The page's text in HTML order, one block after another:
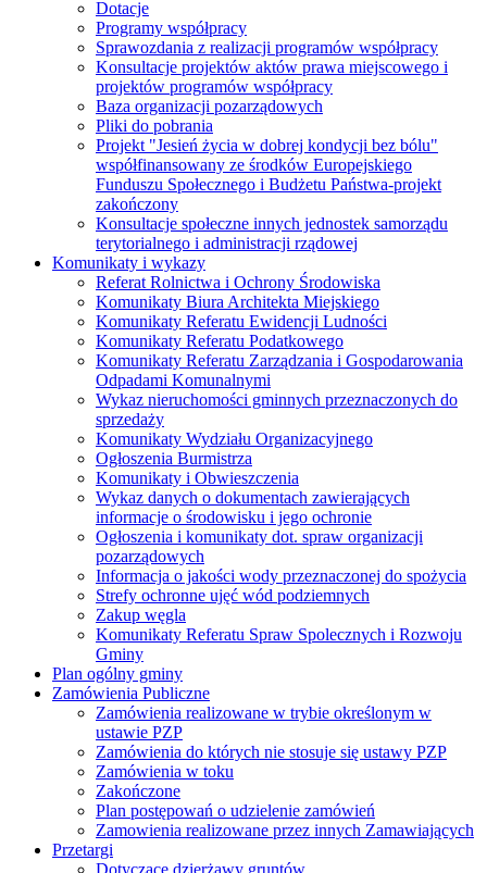
Dotacje
Programy współpracy
Sprawozdania z realizacji programów współpracy
Konsultacje projektów aktów prawa miejscowego i
projektów programów współpracy
Baza organizacji pozarządowych
Pliki do pobrania
Projekt "Jesień życia w dobrej kondycji bez bólu"
współfinansowany ze środków Europejskiego
Funduszu Społecznego i Budżetu Państwa-projekt
zakończony
Konsultacje społeczne innych jednostek samorządu
terytorialnego i administracji rządowej
Komunikaty i wykazy
Referat Rolnictwa i Ochrony Środowiska
Komunikaty Biura Architekta Miejskiego
Komunikaty Referatu Ewidencji Ludności
Komunikaty Referatu Podatkowego
Komunikaty Referatu Zarządzania i Gospodarowania
Odpadami Komunalnymi
Wykaz nieruchomości gminnych przeznaczonych do
sprzedaży
Komunikaty Wydziału Organizacyjnego
Ogłoszenia Burmistrza
Komunikaty i Obwieszczenia
Wykaz danych o dokumentach zawierających
informacje o środowisku i jego ochronie
Ogłoszenia i komunikaty dot. spraw organizacji
pozarządowych
Informacja o jakości wody przeznaczonej do spożycia
Strefy ochronne ujęć wód podziemnych
Zakup węgla
Komunikaty Referatu Spraw Spolecznych i Rozwoju
Gminy
Plan ogólny gminy
Zamówienia Publiczne
Zamówienia realizowane w trybie określonym w
ustawie PZP
Zamówienia do których nie stosuje się ustawy PZP
Zamówienia w toku
Zakończone
Plan postępowań o udzielenie zamówień
Zamowienia realizowane przez innych Zamawiających
Przetargi
Dotyczące dzierżawy gruntów